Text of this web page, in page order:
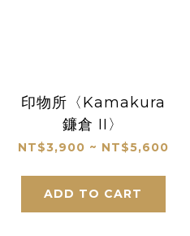
印物所〈Kamakura
鐮倉 II〉
NT$3,900 ~ NT$5,600
ADD TO CART